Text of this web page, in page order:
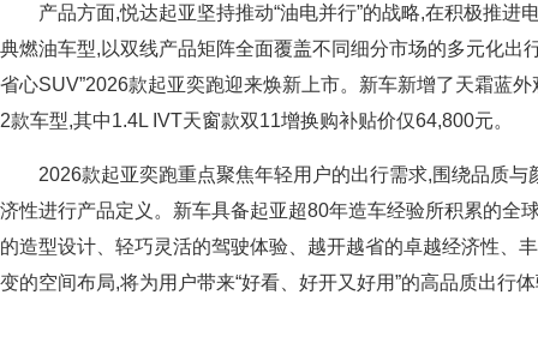
产品方面,悦达起亚坚持推动“油电并行”的战略,在积极推进
典燃油车型,以双线产品矩阵全面覆盖不同细分市场的多元化出
省心SUV”2026款起亚奕跑迎来焕新上市。新车新增了天霜蓝
2款车型,其中1.4L IVT天窗款双11增换购补贴价仅64,800元。
2026款起亚奕跑重点聚焦年轻用户的出行需求,围绕品质与
济性进行产品定义。新车具备起亚超80年造车经验所积累的全
的造型设计、轻巧灵活的驾驶体验、越开越省的卓越经济性、
变的空间布局,将为用户带来“好看、好开又好用”的高品质出行